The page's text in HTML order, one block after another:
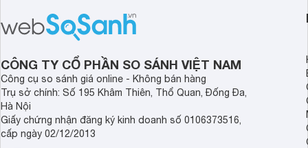
1 tuổi tốt mà mẹ bỉm nên lựa chọn.
CÔNG TY CỔ PHẦN SO SÁNH VIỆT NAM
Công cụ so sánh giá online - Không bán hàng
Trụ sở chính: Số 195 Khâm Thiên, Thổ Quan, Đống Đa,
Hà Nội
Giấy chứng nhận đăng ký kinh doanh số 0106373516,
cấp ngày 02/12/2013